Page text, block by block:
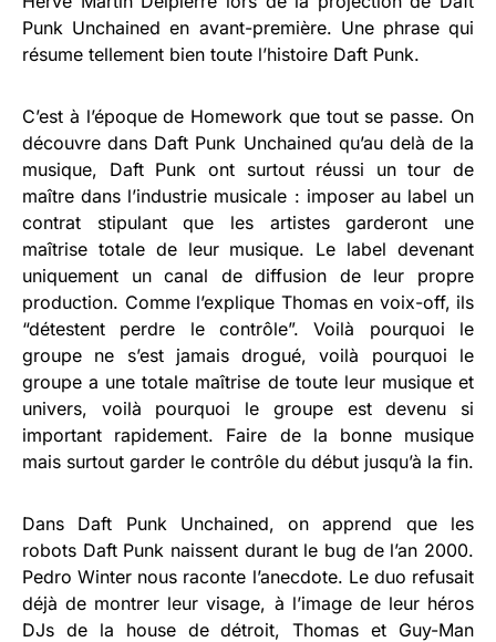
Punk Unchained en avant-première. Une phrase qui
résume tellement bien toute l’histoire Daft Punk.
C’est à l’époque de Homework que tout se passe. On
découvre dans Daft Punk Unchained qu’au delà de la
musique, Daft Punk ont surtout réussi un tour de
maître dans l’industrie musicale : imposer au label un
contrat stipulant que les artistes garderont une
maîtrise totale de leur musique. Le label devenant
uniquement un canal de diffusion de leur propre
production. Comme l’explique Thomas en voix-off, ils
“détestent perdre le contrôle”. Voilà pourquoi le
groupe ne s’est jamais drogué, voilà pourquoi le
groupe a une totale maîtrise de toute leur musique et
univers, voilà pourquoi le groupe est devenu si
important rapidement. Faire de la bonne musique
mais surtout garder le contrôle du début jusqu’à la fin.
Dans Daft Punk Unchained, on apprend que les
robots Daft Punk naissent durant le bug de l’an 2000.
Pedro Winter nous raconte l’anecdote. Le duo refusait
déjà de montrer leur visage, à l’image de leur héros
DJs de la house de détroit, Thomas et Guy-Man